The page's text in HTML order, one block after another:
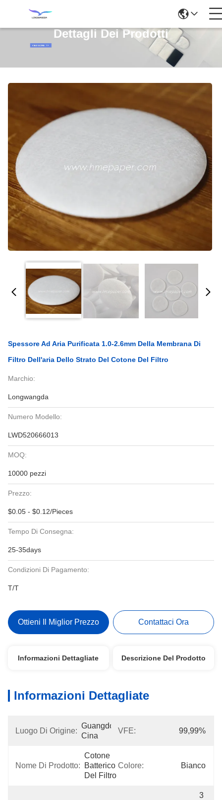
Dettagli Dei Prodotti
Spessore Ad Aria Purificata 1.0-2.6mm Della Membrana Di
Filtro Dell'aria Dello Strato Del Cotone Del Filtro
Marchio:
Longwangda
Numero Modello:
LWD520666013
MOQ:
10000 pezzi
Prezzo:
$0.05 - $0.12/Pieces
Tempo Di Consegna:
25-35days
Condizioni Di Pagamento:
T/T
Ottieni Il Miglior Prezzo Contattaci Ora
Informazioni Dettagliate Descrizione Del Prodotto
Informazioni Dettagliate
Luogo Di Origine:
Guangdong,
Cina
VFE: 99,99%
Nome Di Prodotto:
Cotone
Batterico
Del Filtro
Colore: Bianco
3